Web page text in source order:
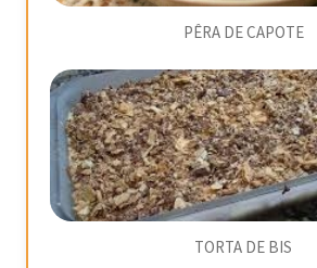
PÊRA DE CAPOTE
TORTA DE BIS